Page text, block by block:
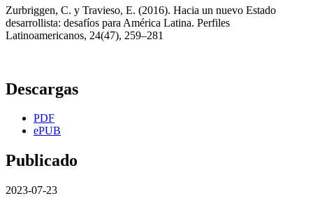
Zurbriggen, C. y Travieso, E. (2016). Hacia un nuevo Estado
desarrollista: desafíos para América Latina. Perfiles
Latinoamericanos, 24(47), 259–281
Descargas
PDF
ePUB
Publicado
2023-07-23